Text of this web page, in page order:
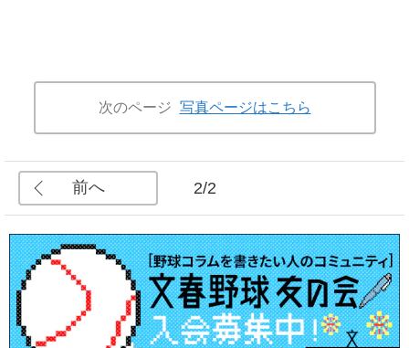
次のページ 写真ページはこちら
前へ 2/2